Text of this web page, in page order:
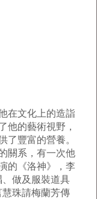
文化上的造詣
他的藝術視野，
了豐富的營養。
關系，有一次他
的《洛神》，李
做及服裝道具
珠請梅蘭芳傳